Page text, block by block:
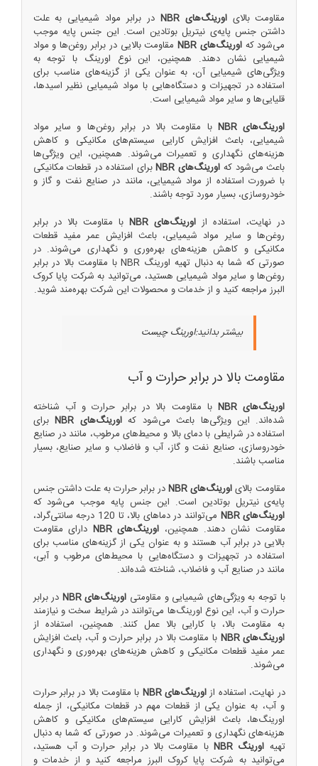
مقاومت بالایاورینگ‌های NBR
در برابر مواد شیمیایی به علت
داشتن جنس پایه‌ی نیتریل بوتادین است. این جنس پایه موجب
می‌شود کهاورینگ‌های NBR
مقاومت بالایی در برابر روغن‌ها و مواد
شیمیایی نشان دهند. همچنین، این نوع اورینگ با توجه به
ویژگی‌های شیمیایی آن، به عنوان یکی از گزینه‌های مناسب برای
استفاده در تجهیزات و دستگاه‌هایی با مواد شیمیایی نظیر اسیدها،
قلیایی‌ها و سایر مواد شیمیایی است.
اورینگ‌های NBR
با مقاومت بالا در برابر روغن‌ها و سایر مواد
شیمیایی، باعث افزایش کارایی سیستم‌های مکانیکی و کاهش
هزینه‌های نگهداری و تعمیرات می‌شوند. همچنین، این ویژگی‌ها
باعث می‌شود که اورینگ‌های NBR
برای استفاده در قطعات مکانیکی
با ضرورت استفاده از مواد شیمیایی، مانند در صنایع نفت و گاز و
خودروسازی، بسیار مورد توجه باشند.
در نهایت، استفاده از اورینگ‌های NBR
با مقاومت بالا در برابر
روغن‌ها و سایر مواد شیمیایی، باعث افزایش عمر مفید قطعات
مکانیکی و کاهش هزینه‌های بهره‌وری و نگهداری می‌شوند. در
صورتی که شما به دنبال تهیه اورینگ NBR با مقاومت بالا در برابر
روغن‌ها و سایر مواد شیمیایی هستید، می‌توانید به شرکت پایا کروک
البرز مراجعه کنید و از خدمات و محصولات این شرکت بهره‌مند شوید.
بیشتر بدانید:اورینگ چیست
مقاومت بالا در برابر حرارت و آب
اورینگ‌های NBR
با مقاومت بالا در برابر حرارت و آب شناخته
شده‌اند. این ویژگی‌ها باعث می‌شود کهاورینگ‌های NBR
برای
استفاده در شرایطی با دمای بالا و محیط‌های مرطوب، مانند در صنایع
خودروسازی، صنایع نفت و گاز، آب و فاضلاب و سایر صنایع، بسیار
مناسب باشند.
مقاومت بالایاورینگ‌های NBR
در برابر حرارت به علت داشتن جنس
پایه‌ی نیتریل بوتادین است. این جنس پایه موجب می‌شود که
اورینگ‌های NBR
می‌توانند در دماهای بالا، تا 120 درجه سانتی‌گراد،
مقاومت نشان دهند. همچنین، اورینگ‌های NBR
دارای مقاومت
بالایی در برابر آب هستند و به عنوان یکی از گزینه‌های مناسب برای
استفاده در تجهیزات و دستگاه‌هایی با محیط‌های مرطوب و آبی،
مانند در صنایع آب و فاضلاب، شناخته شده‌اند.
با توجه به ویژگی‌های شیمیایی و مقاومتی اورینگ‌های NBR
در برابر
حرارت و آب، این نوع اورینگ‌ها می‌توانند در شرایط سخت و نیازمند
به مقاومت بالا، با کارایی بالا عمل کنند. همچنین، استفاده از
اورینگ‌های NBR
با مقاومت بالا در برابر حرارت و آب، باعث افزایش
عمر مفید قطعات مکانیکی و کاهش هزینه‌های بهره‌وری و نگهداری
می‌شوند.
در نهایت، استفاده ازاورینگ‌های NBR
با مقاومت بالا در برابر حرارت
و آب، به عنوان یکی از قطعات مهم در قطعات مکانیکی، از جمله
اورینگ‌ها، باعث افزایش کارایی سیستم‌های مکانیکی و کاهش
هزینه‌های نگهداری و تعمیرات می‌شوند. در صورتی که شما به دنبال
تهیه اورینگ NBR
با مقاومت بالا در برابر حرارت و آب هستید،
می‌توانید به شرکت پایا کروک البرز مراجعه کنید و از خدمات و